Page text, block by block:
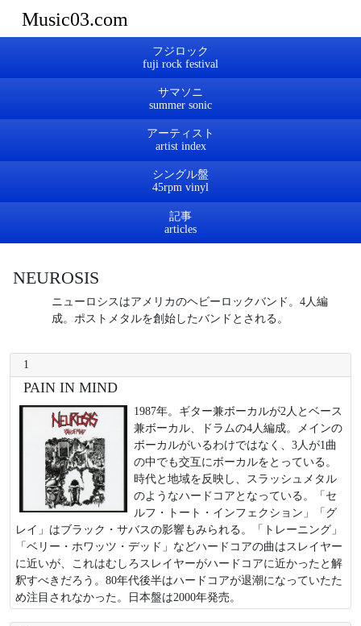
Music03.com
フジロック
サマソニ
アーティスト
シングル盤
記事
NEUROSIS
ニューロシスはアメリカのヘビーロックバンド。4人編
成。ポストメタルを創始したバンドとされる。
1
PAIN IN MIND
1987年。ギター兼ボーカルが2人とベース
兼ボーカル、ドラムの4人編成。メインの
ボーカルがいるわけではなく、3人が1曲
の中でも交互にボーカルをとっている。
時代と地域を反映し、スラッシュメタル
のようなハードコアとなっている。「セ
ルフ・トート・インフェクション」「グ
レイ」はブラック・サバスの影響もみられる。「トレーニング」
「ベリー・ホワッツ・デッド」などハードコアの曲はスレイヤー
に近いが、これはむしろスレイヤーがハードコアに近かったと解
釈すべきだろう。80年代後半はハードコアが退潮になっていたた
め注目されなかった。日本盤は2000年発売。